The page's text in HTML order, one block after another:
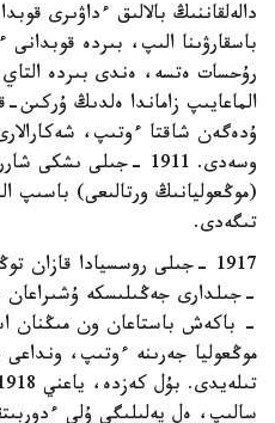
دالەلقاننىڭ بالالىق ءداۋىرى
باسقارۋىنا الىپ، بىردە
رۇحسات ەتسە، ەندى بىردە
الماعايىپ زاماندا ەلدىڭ
ۇدەگەن شاقتا ءوتىپ،
وسەدى. 1911 -جىلى
(موڭعوليانىڭ ورتالىعى) باسىپ
تىگەدى.
-جىلدارى جەڭىلىسكە ۇشىراعان
- باكەش باستاعان ون مىڭنان
موڭعوليا جەرىنە ءوتىپ،
سالىپ، ەل يەلىلىگى ۇلى